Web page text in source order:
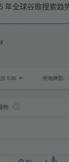
年全球谷歌搜索趋